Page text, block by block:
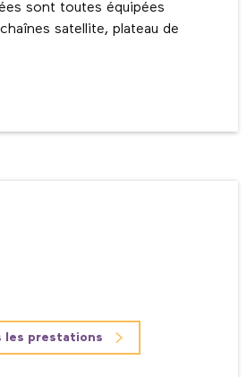
sont toutes équipées
satellite, plateau de
prestations